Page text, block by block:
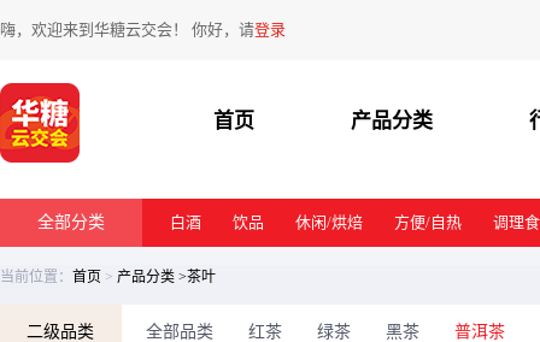
嗨，欢迎来到华糖云交会！ 你好，请登录
首页 产品分类
全部分类 白酒 饮品 休闲/烘焙 方便/自热 调理
当前位置： 首页 > 产品分类 >茶叶
二级品类 全部品类 红茶 绿茶 黑茶 普洱茶